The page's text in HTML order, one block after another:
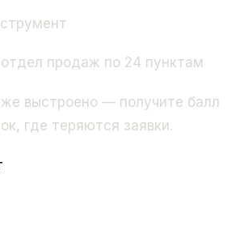
отдел продаж по 24 пунктам
выстроено — получите балл
где теряются заявки.